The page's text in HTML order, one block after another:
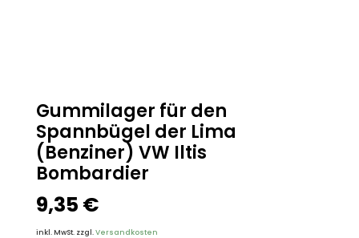
Gummilager für den
Spannbügel der Lima
(Benziner) VW Iltis
Bombardier
9,35 €
inkl. MwSt. zzgl.Versandkosten